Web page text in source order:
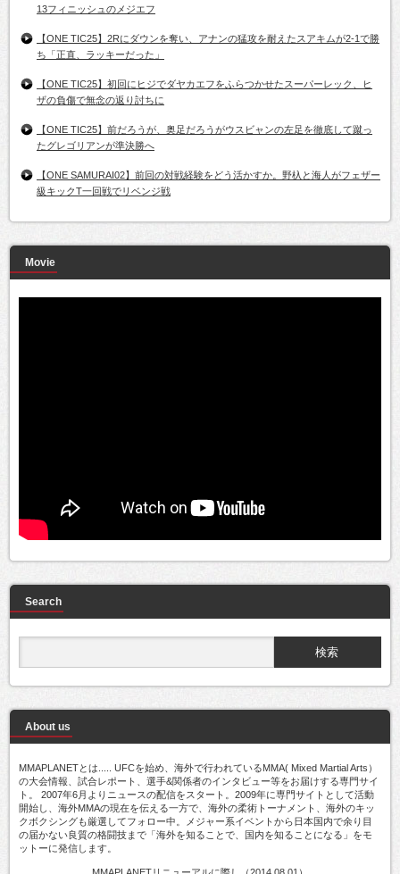
13フィニッシュのメジエフ
【ONE TIC25】2Rにダウンを奪い、アナンの猛攻を耐えたスアキムが2-1で勝
ち「正直、ラッキーだった」
【ONE TIC25】初回にヒジでダヤカエフをふらつかせたスーパーレック、ヒ
ザの負傷で無念の返り討ちに
【ONE TIC25】前だろうが、奥足だろうがウスビャンの左足を徹底して蹴っ
たグレゴリアンが準決勝へ
【ONE SAMURAI02】前回の対戦経験をどう活かすか。野杁と海人がフェザー
級キックT一回戦でリベンジ戦
Movie
Search
About us
MMAPLANETとは..... UFCを始め、海外で行われているMMA( Mixed Martial Arts）
の大会情報、試合レポート、選手&関係者のインタビュー等をお届けする専門サイ
ト。 2007年6月よりニュースの配信をスタート。2009年に専門サイトとして活動
開始し、海外MMAの現在を伝える一方で、海外の柔術トーナメント、海外のキッ
クボクシングも厳選してフォロー中。メジャー系イベントから日本国内で余り目
の届かない良質の格闘技まで「海外を知ることで、国内を知ることになる」をモ
ットーに発信します。